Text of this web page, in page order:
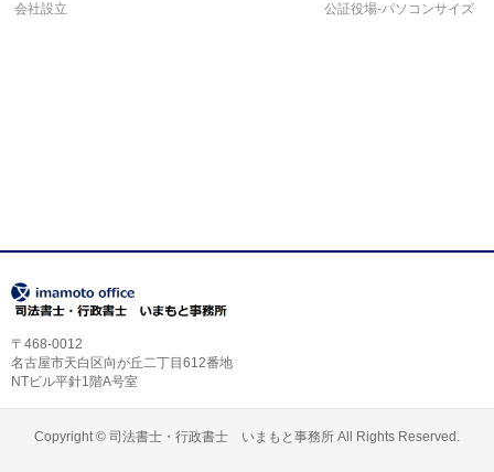
会社設立 公証役場-パソコンサイズ
〒468-0012
名古屋市天白区向が丘二丁目612番地
NTビル平針1階A号室
Copyright © 司法書士・行政書士 いまもと事務所All Rights Reserved.